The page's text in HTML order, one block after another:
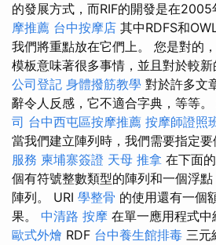
的發展方式，而RIF的開發是在2005
摩推薦 台中按摩店 其中RDFS和
我們將重點放在它們上。 您是對的
模板意味著很多事情，並且對於較新
公司登記 身體撥筋教學 對於許多文
辭令人反感，它不適合字典，等等。
司 台中西屯區按摩推薦 按摩師證照
當我們建立陣列時，我們需要指定要
服務 柬埔寨簽證 天母 推拿 在下面
個有符號整數類型的陣列和一個浮
陣列。 URI 學整骨 的使用還有一個
果。 中清路 按摩 在單一應用程式
歐式外燴 RDF 台中養生館排毒 三元